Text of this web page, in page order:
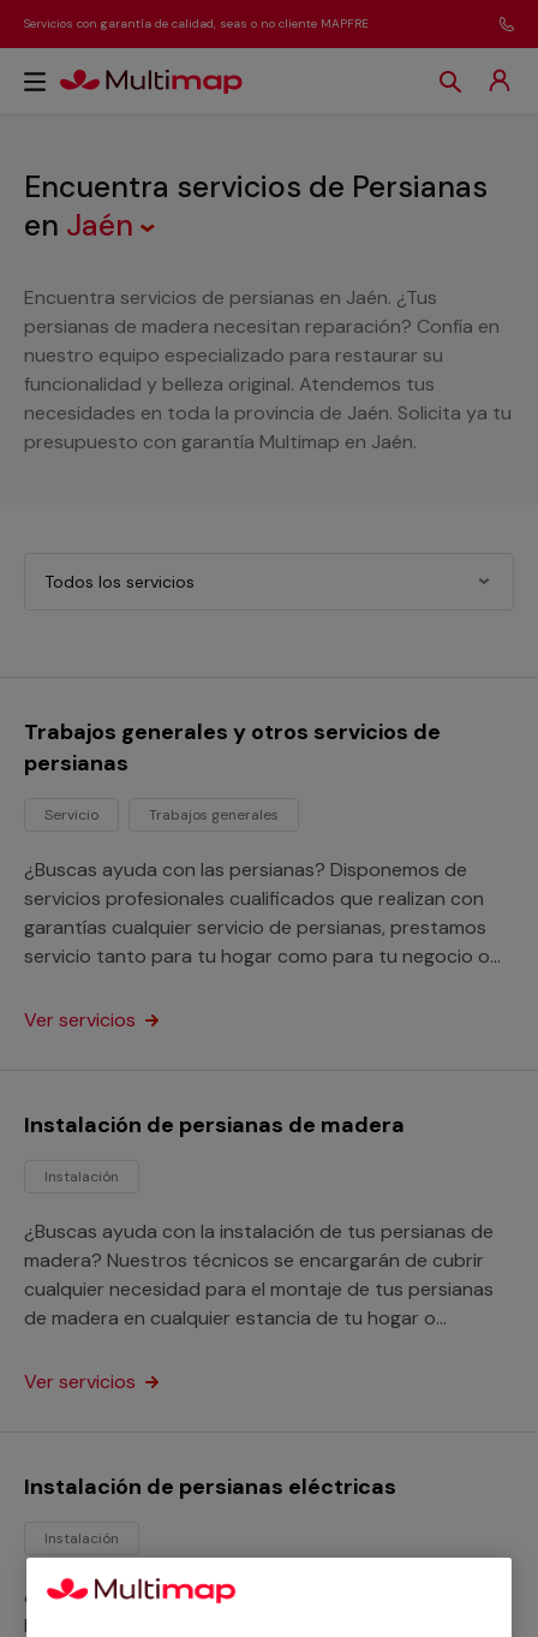
Servicios con garantía de calidad, seas o no cliente MAPFRE
Encuentra servicios de Persianas
en Jaén
Encuentra servicios de persianas en Jaén. ¿Tus
persianas de madera necesitan reparación? Confía en
nuestro equipo especializado para restaurar su
funcionalidad y belleza original. Atendemos tus
necesidades en toda la provincia de Jaén. Solicita ya tu
presupuesto con garantía Multimap en Jaén.
Todos los servicios
Trabajos generales y otros servicios de
persianas
Servicio Trabajos generales
¿Buscas ayuda con las persianas? Disponemos de
servicios profesionales cualificados que realizan con
garantías cualquier servicio de persianas, prestamos
servicio tanto para tu hogar como para tu negocio o
Ver servicios
Instalación de persianas de madera
Instalación
¿Buscas ayuda con la instalación de tus persianas de
madera? Nuestros técnicos se encargarán de cubrir
cualquier necesidad para el montaje de tus persianas
de madera en cualquier estancia de tu hogar o
Ver servicios
Instalación de persianas eléctricas
Instalación
¿Necesitas instalar persianas eléctricas? Nuestros
profesionales se pondrán a tu disposición y se